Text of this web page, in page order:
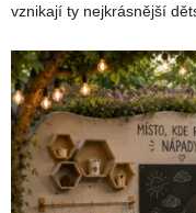
vznikají ty nejkrásnější